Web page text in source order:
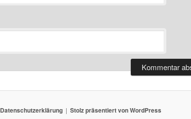
Datenschutzerklärung Stolz präsentiert von WordPress